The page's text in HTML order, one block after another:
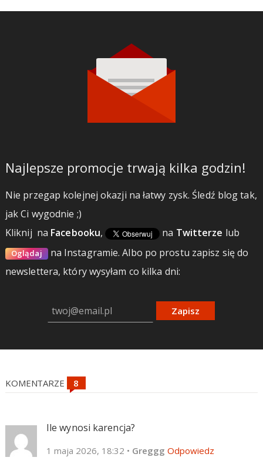
Najlepsze promocje trwają kilka godzin!
Nie przegap kolejnej okazji na łatwy zysk. Śledź blog tak,
jak Ci wygodnie ;)
Kliknij na Facebooku, na Twitterze lub
Oglądaj na Instagramie.Albo po prostu zapisz się do
newslettera, który wysyłam co kilka dni:
Zapisz
KOMENTARZE
Ile wynosi karencja?
1 maja 2026, 18:32 • Greggg Odpowiedz